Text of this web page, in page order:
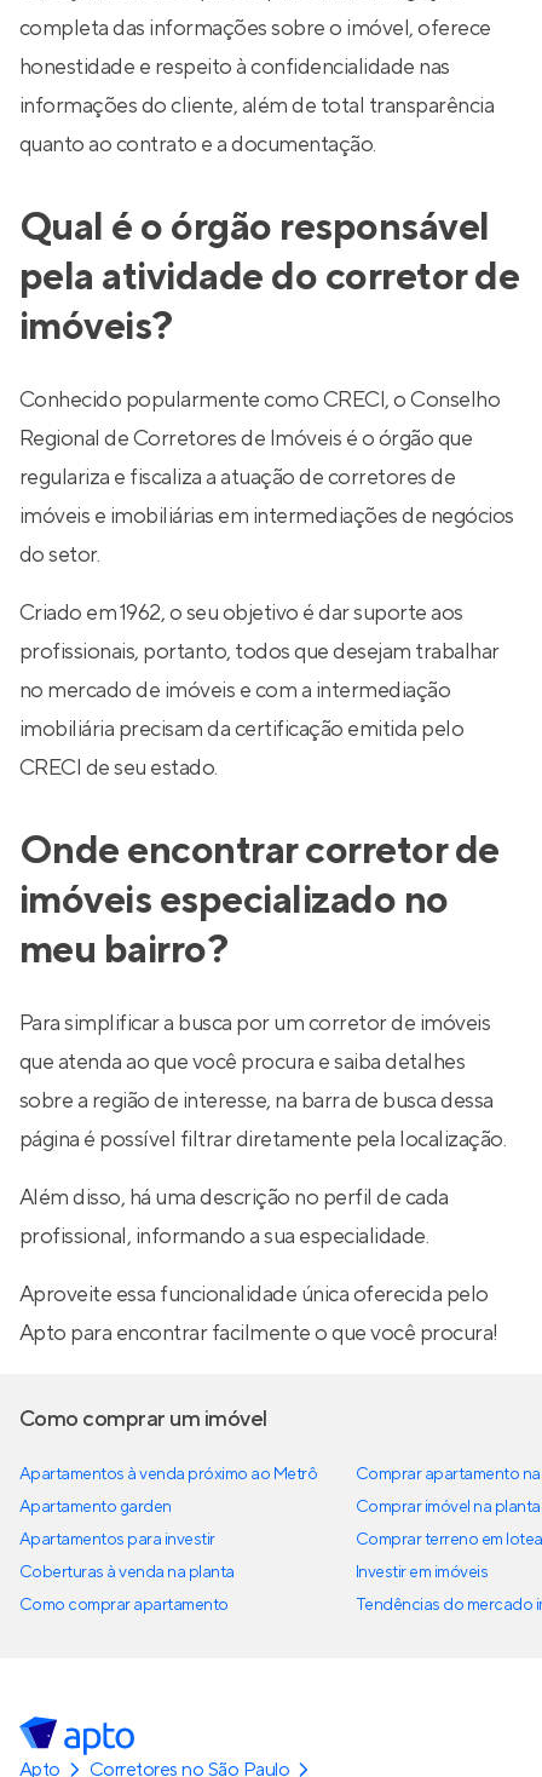
completa das informações sobre o imóvel, oferece
honestidade e respeito à confidencialidade nas
informações do cliente, além de total transparência
quanto ao contrato e a documentação.
Qual é o órgão responsável
pela atividade do corretor de
imóveis?
Conhecido popularmente como CRECI, o Conselho
Regional de Corretores de Imóveis é o órgão que
regulariza e fiscaliza a atuação de corretores de
imóveis e imobiliárias em intermediações de negócios
do setor.
Criado em 1962, o seu objetivo é dar suporte aos
profissionais, portanto, todos que desejam trabalhar
no mercado de imóveis e com a intermediação
imobiliária precisam da certificação emitida pelo
CRECI de seu estado.
Onde encontrar corretor de
imóveis especializado no
meu bairro?
Para simplificar a busca por um corretor de imóveis
que atenda ao que você procura e saiba detalhes
sobre a região de interesse, na barra de busca dessa
página é possível filtrar diretamente pela localização.
Além disso, há uma descrição no perfil de cada
profissional, informando a sua especialidade.
Aproveite essa funcionalidade única oferecida pelo
Apto para encontrar facilmente o que você procura!
Como comprar um imóvel
Apartamentos à venda próximo ao Metrô
Apartamento garden
Apartamentos para investir
Coberturas à venda na planta
Como comprar apartamento
Comprar apartamento
Comprar imóvel na planta
Comprar terreno em
Investir em imóveis
Tendências do mercado
Apto Corretores no São Paulo